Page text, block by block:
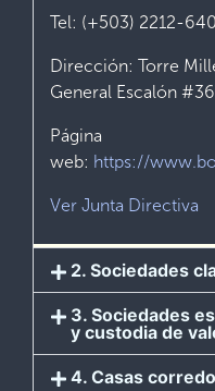
Tel: (+503) 2212-
Dirección: Torre
General Escalón
Página
web: https://
Ver Junta Directiva
2. Sociedades
3. Sociedades
y custodia de
4. Casas